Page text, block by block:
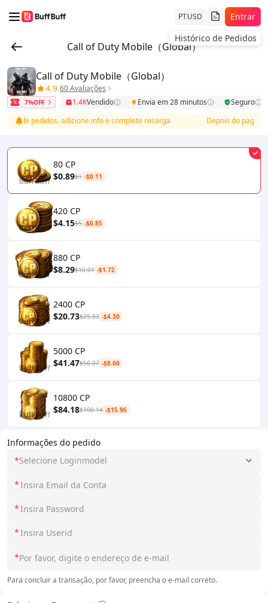
PTUSD
Histórico de Pedidos
Entrar
Call of Duty Mobile（Global）
Informações do pedido
*Selecione Loginmodel
*
*
*
*
Para concluir a transação, por favor, preencha o e-mail correto.
Call of Duty Mobile（Global）
4.9 60 Avaliações
7%OFF 1.4KVendido Envia em 28 minutos
Seguro
de pedidos, adicione info e complete recarga
Depois do
80 CP
$0.89$1 -$0.11
420 CP
$4.15$5 -$0.85
880 CP
$8.29$10.01 -$1.72
2400 CP
$20.73$25.03 -$4.30
5000 CP
$41.47$50.07 -$8.60
10800 CP
$84.18$100.14 -$15.96